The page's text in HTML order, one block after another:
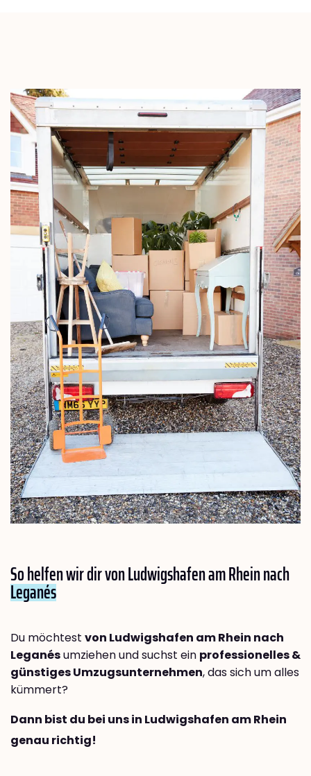
So helfen wir dir von Ludwigshafen am Rhein nach
Leganés
Du möchtest von Ludwigshafen am Rhein nach
Leganésumziehen und suchst ein professionelles &
günstiges Umzugsunternehmen, das sich um alles
kümmert?
Dann bist du bei uns in Ludwigshafen am Rhein
genau richtig!